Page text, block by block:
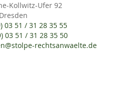
Kollwitz-Ufer 92
03 51 / 31 28 35 55
03 51 / 31 28 35 50
rechtsanwaelte.de